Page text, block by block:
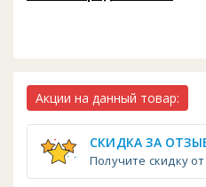
Акции на данный товар:
СКИДКА ЗА
Получите скидку от